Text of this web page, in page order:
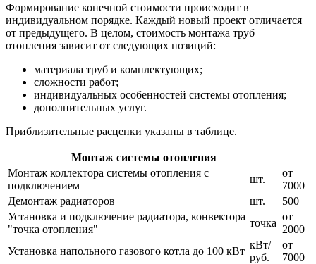
Формирование конечной стоимости происходит в
индивидуальном порядке. Каждый новый проект отличается
от предыдущего. В целом, стоимость монтажа труб
отопления зависит от следующих позиций:
материала труб и комплектующих;
сложности работ;
индивидуальных особенностей системы отопления;
дополнительных услуг.
Приблизительные расценки указаны в таблице.
Монтаж системы отопления
Монтаж коллектора системы отопления с
подключением
шт.
от
7000
Демонтаж радиаторов
шт.
500
Установка и подключение радиатора, конвектора
"точка отопления"
точка
от
2000
Установка напольного газового котла до 100 кВт
кВт/
руб.
от
7000